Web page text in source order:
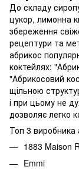
До складу
цукор, лимонна
збереження
рецептури та
абрикос
коктейлях:
"Абрикосовий
щільною
і при цьому не
дозволяє легко
Топ 3 виробника
1883 Maison
Emmi